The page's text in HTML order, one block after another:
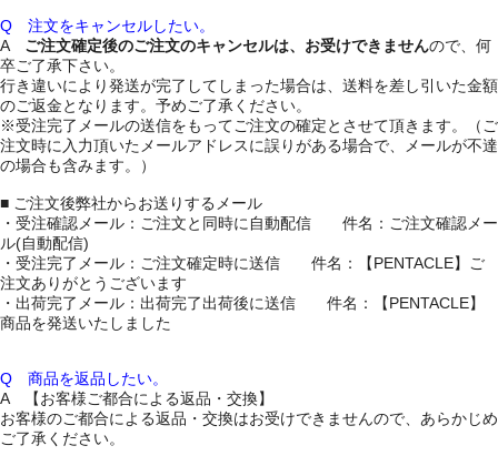
Q 注文をキャンセルしたい。
A ご注文確定後のご注文のキャンセルは、お受けできませんので、何
卒ご了承下さい。
行き違いにより発送が完了してしまった場合は、送料を差し引いた金額
のご返金となります。予めご了承ください。
※受注完了メールの送信をもってご注文の確定とさせて頂きます。（ご
注文時に入力頂いたメールアドレスに誤りがある場合で、メールが不達
の場合も含みます。）
■ ご注文後弊社からお送りするメール
・受注確認メール：ご注文と同時に自動配信 件名：ご注文確認メー
ル(自動配信)
・受注完了メール：ご注文確定時に送信 件名：【PENTACLE】ご
注文ありがとうございます
・出荷完了メール：出荷完了出荷後に送信 件名：【PENTACLE】
商品を発送いたしました
Q 商品を返品したい。
A 【お客様ご都合による返品・交換】
お客様のご都合による返品・交換はお受けできませんので、あらかじめ
ご了承ください。